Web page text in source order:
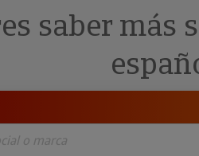
y ERP
· Recuperación de
Investigada
saber más